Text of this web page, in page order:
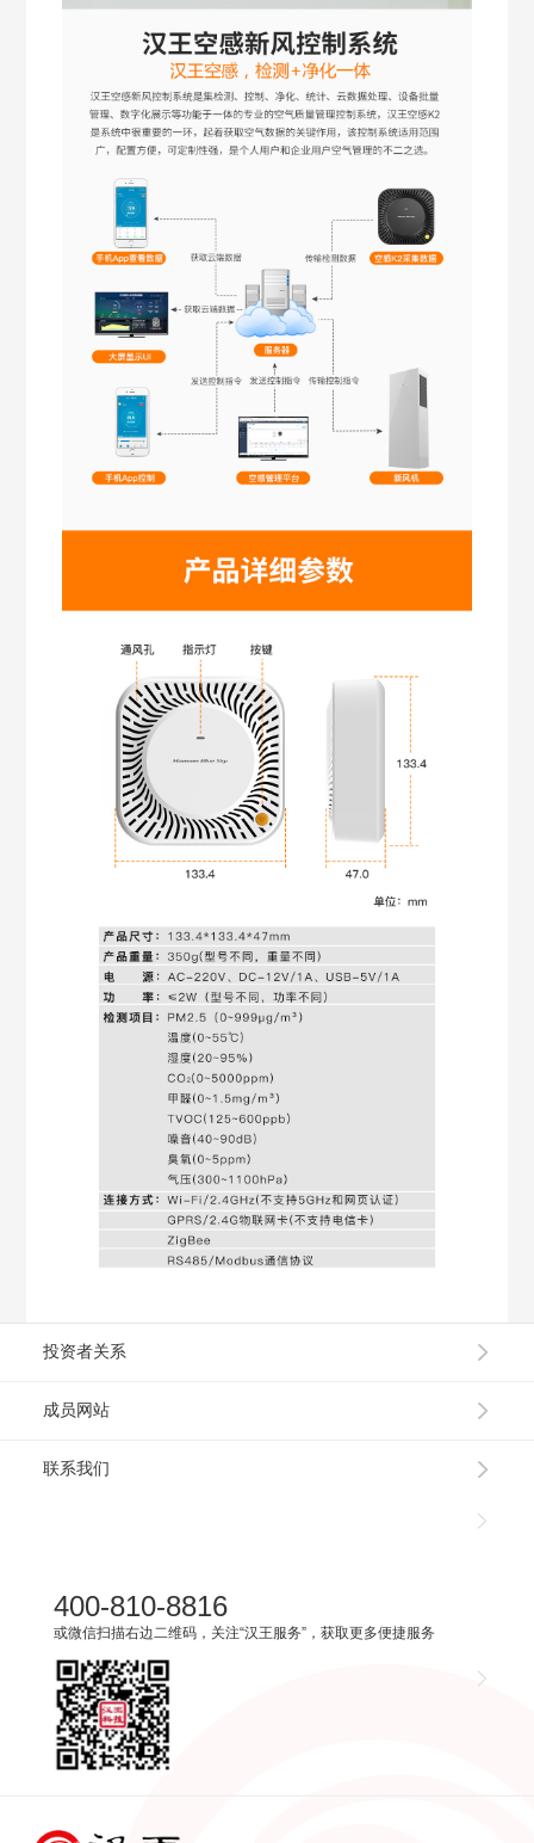
投资者关系
成员网站
联系我们
400-810-8816
或微信扫描右边二维码，关注“汉王服务”，获取更多便捷服务